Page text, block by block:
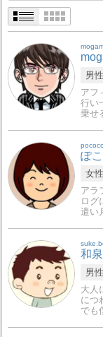
男性
アフ
行い
乗せ
ぽ
女性
アラ
ログ
遣い
和
男性
大人
につ
でも